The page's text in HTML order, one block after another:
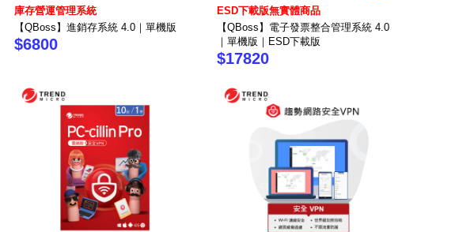
庫存營運管理系統
【QBoss】進銷存系統 4.0｜單機版
$6800
ESD下載版無實體商品
【QBoss】電子發票整合管理系統 4.0
｜單機版｜ESD下載版
$17820